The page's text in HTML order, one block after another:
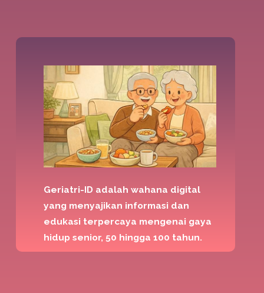
Geriatri-ID adalah wahana digital
yang menyajikan informasi dan
edukasi terpercaya mengenai gaya
hidup senior, 50 hingga 100 tahun.